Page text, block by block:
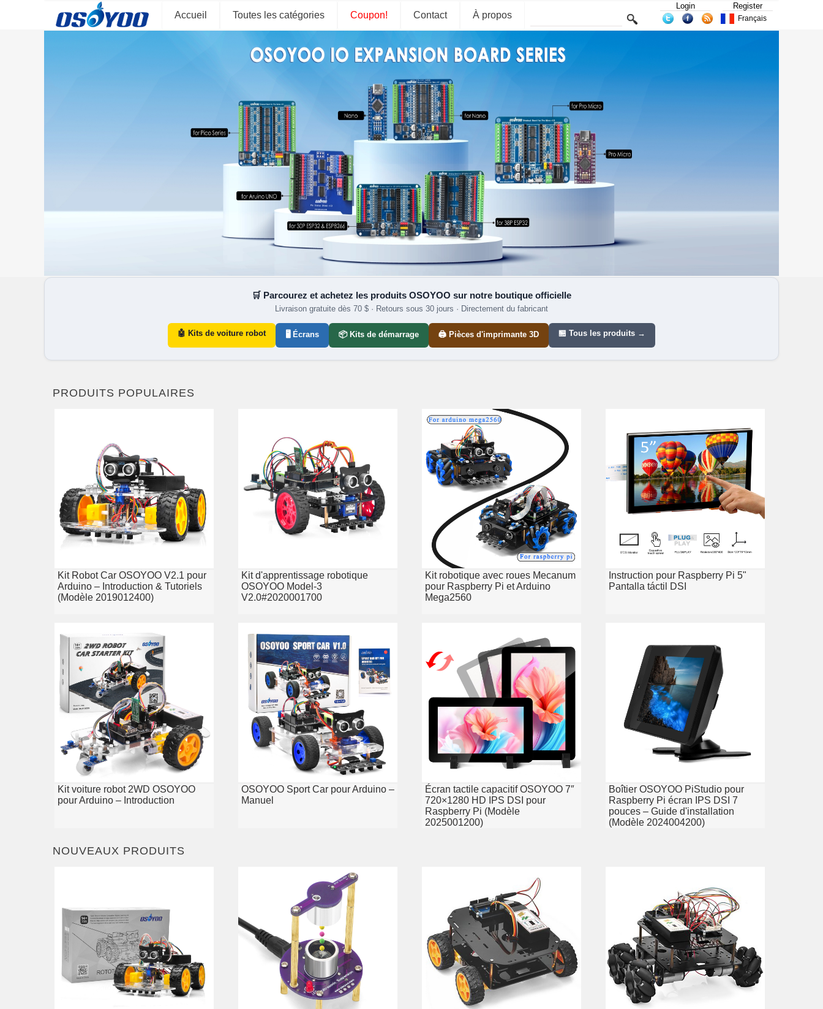
Accueil Toutes les catégories Coupon! Contact À propos
Login Register
Français
🛒 Parcourez et achetez les produits OSOYOO sur notre boutique officielle
Livraison gratuite dès 70 $ · Retours sous 30 jours · Directement du fabricant
🤖 Kits de voiture robot 🖥️ Écrans 📦 Kits de démarrage 🖨️ Pièces d'imprimante 3D 🏪 Tous les produits →
PRODUITS POPULAIRES
Kit Robot Car OSOYOO V2.1 pour
Arduino – Introduction & Tutoriels
(Modèle 2019012400)
Kit d'apprentissage robotique
OSOYOO Model-3
V2.0#2020001700
Kit robotique avec roues Mecanum
pour Raspberry Pi et Arduino
Mega2560
Instruction pour Raspberry Pi 5"
Pantalla táctil DSI
Kit voiture robot 2WD OSOYOO
pour Arduino – Introduction
OSOYOO Sport Car pour Arduino –
Manuel
Écran tactile capacitif OSOYOO 7″
720×1280 HD IPS DSI pour
Raspberry Pi (Modèle
2025001200)
Boîtier OSOYOO PiStudio pour
Raspberry Pi écran IPS DSI 7
pouces – Guide d'installation
(Modèle 2024004200)
NOUVEAUX PRODUITS